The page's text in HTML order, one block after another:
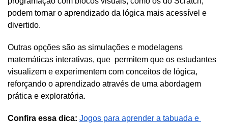
podem tornar o aprendizado da lógica mais acessível e
divertido.
Outras opções são as simulações e modelagens
matemáticas interativas, que  permitem que os estudantes
visualizem e experimentem com conceitos de lógica,
reforçando o aprendizado através de uma abordagem
prática e exploratória.
Confira essa dica: Jogos para aprender a tabuada e